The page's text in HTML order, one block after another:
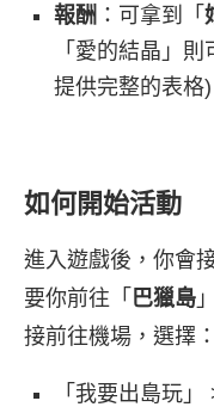
報酬 ：可拿到「
「愛的結晶」
提供完整的表格)
如何開始活動
進入遊戲後，你會
要你前往「 巴獵島
接前往機場，選擇：
「我要出島玩」